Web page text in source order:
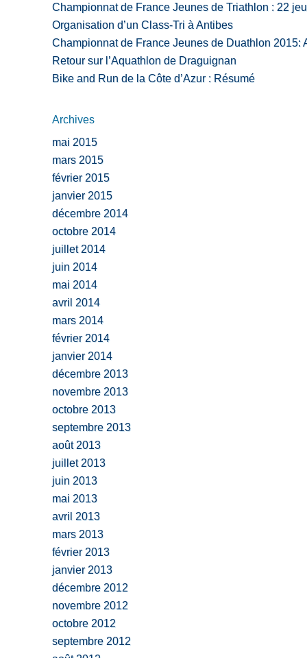
Championnat de France Jeunes de Triathlon : 22
Organisation d’un Class-Tri à Antibes
Championnat de France Jeunes de Duathlon 2015:
Retour sur l’Aquathlon de Draguignan
Bike and Run de la Côte d’Azur : Résumé
Archives
mai 2015
mars 2015
février 2015
janvier 2015
décembre 2014
octobre 2014
juillet 2014
juin 2014
mai 2014
avril 2014
mars 2014
février 2014
janvier 2014
décembre 2013
novembre 2013
octobre 2013
septembre 2013
août 2013
juillet 2013
juin 2013
mai 2013
avril 2013
mars 2013
février 2013
janvier 2013
décembre 2012
novembre 2012
octobre 2012
septembre 2012